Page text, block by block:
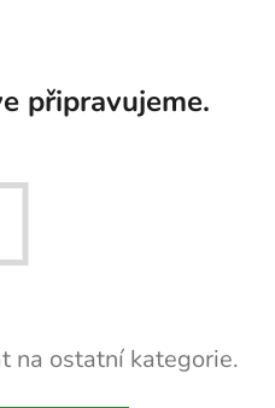
připravujeme.
na ostatní kategorie.